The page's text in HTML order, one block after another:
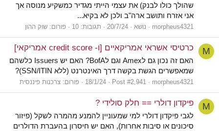
שהולך כולו לבנק) את עצמי הייתי מגדיר כמשקיע מנוסה אך
אני אזרח ותושב ארה"ב ולכן לא בקיא...
morpheus4321 נושא 20/7/24 תגובות: 10 פורום: שוק ההון
M כרטיסי אשראי אמריקאיים [ו- credit score אמריקאי]
האם זה נכון גם לAmex וגם לBofA? האם יש Issuers כלשהם
שמאפשרים הגשת בקשה דרך האינטרנט (ללא SSN/ITIN)?
morpheus4321
Post #2,941
18/1/24 פורום: צרכנות פיננסית
M פיקדון דולרי == חלק סולידי ?
לגבי פיקדון דולרי למי שמעוניין להמנע מהמרה לשקל (פיזור
סיכונים או סיבות אחרות), האם יש חיסרון בהעברת הדולרים